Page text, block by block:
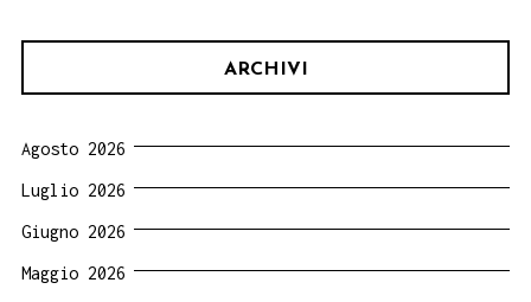
ARCHIVI
Agosto 2026
Luglio 2026
Giugno 2026
Maggio 2026